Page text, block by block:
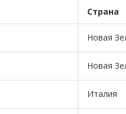
Страна
Новая
Новая
Италия